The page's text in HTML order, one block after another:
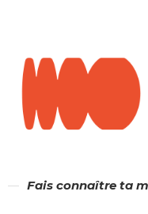
Fais connaître ta